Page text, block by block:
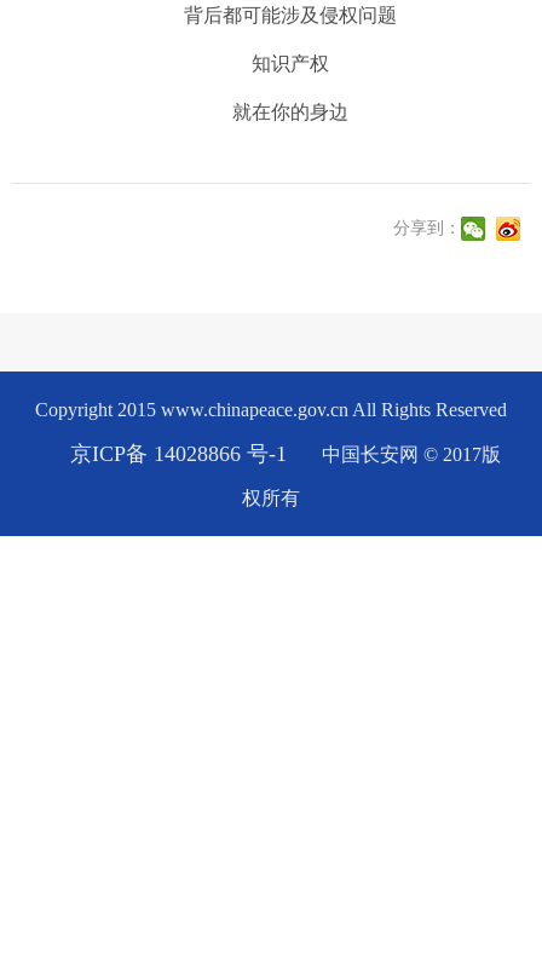
背后都可能涉及侵权问题
知识产权
就在你的身边
分享到：
Copyright 2015 www.chinapeace.gov.cn All Rights Reserved
京ICP备 14028866 号-1 中国长安网 © 2017版
权所有